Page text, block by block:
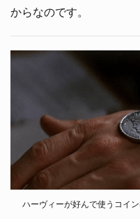
からなのです。
ハーヴィーが好んで使うコイ